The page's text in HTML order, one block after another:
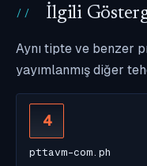
İlgili
Aynı tipte ve benzer
yayımlanmış diğer
4
pttavm-com.ph